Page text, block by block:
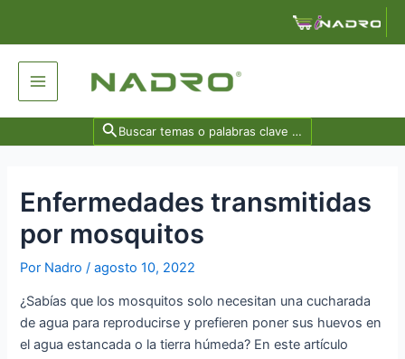
Main
Menu
Search
for:
Enfermedades transmitidas
por mosquitos
Por Nadro/agosto 10, 2022
¿Sabías que los mosquitos solo necesitan una cucharada
de agua para reproducirse y prefieren poner sus huevos en
el agua estancada o la tierra húmeda? En este artículo